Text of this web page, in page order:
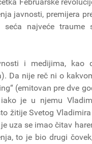
Februarske
javnosti, premijera
seća najveće traume
i medijima, kao
Da nije reč ni o
(emitovan pre dve
je u njemu
žitije Svetog
uza se imao čitav
to je bio drugi